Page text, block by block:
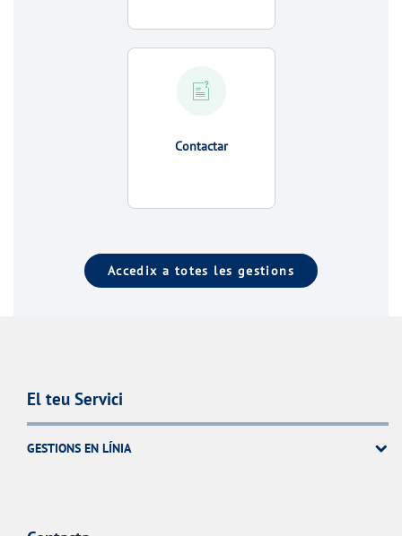
Contactar
Accedix a totes les gestions
El teu Servici
GESTIONS EN LÍNIA